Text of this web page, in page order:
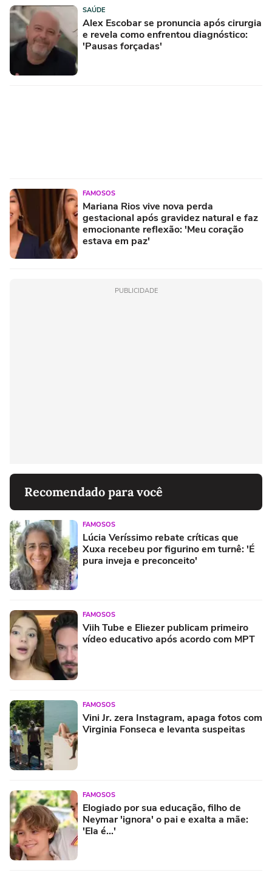
SAÚDE
Alex Escobar se pronuncia após cirurgia
e revela como enfrentou diagnóstico:
'Pausas forçadas'
FAMOSOS
Mariana Rios vive nova perda
gestacional após gravidez natural e faz
emocionante reflexão: 'Meu coração
estava em paz'
PUBLICIDADE
Recomendado para você
FAMOSOS
Lúcia Veríssimo rebate críticas que
Xuxa recebeu por figurino em turnê: 'É
pura inveja e preconceito'
FAMOSOS
Viih Tube e Eliezer publicam primeiro
vídeo educativo após acordo com MPT
FAMOSOS
Vini Jr. zera Instagram, apaga fotos com
Virginia Fonseca e levanta suspeitas
FAMOSOS
Elogiado por sua educação, filho de
Neymar 'ignora' o pai e exalta a mãe:
'Ela é...'